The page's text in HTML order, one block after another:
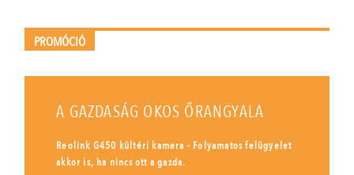
PROMÓCIÓ
A GAZDASÁG OKOS ŐRANGYALA
Reolink G450 kültéri kamera - Folyamatos felügyelet
akkor is, ha nincs ott a gazda.